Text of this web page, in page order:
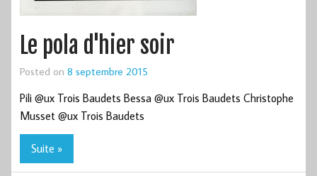
Le pola d'hier soir
Posted on 8 septembre 2015
Pili @ux Trois Baudets Bessa @ux Trois Baudets Christophe
Musset @ux Trois Baudets
Suite »